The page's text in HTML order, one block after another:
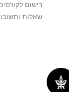
רישום
שאלות